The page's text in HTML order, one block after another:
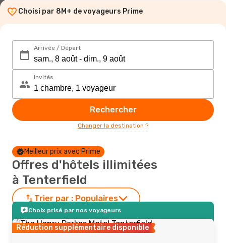
Choisi par 8M+ de voyageurs Prime
Arrivée / Départ
Invités
Rechercher
Changer la destination ?
Meilleur prix avec Prime
Offres d'hôtels illimitées
à Tenterfield
Trier par : Populaires
Choix prisé par nos voyageurs
Réduction supplémentaire disponible